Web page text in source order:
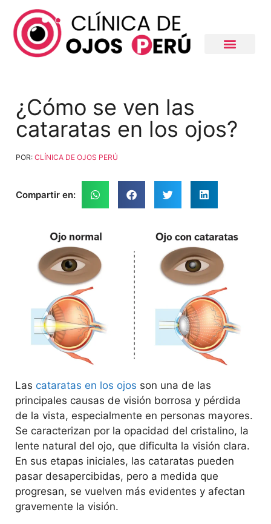
¿Cómo se ven las
cataratas en los ojos?
POR: CLÍNICA DE OJOS PERÚ
Compartir en:
Las cataratas en los ojos son una de las
principales causas de visión borrosa y pérdida
de la vista, especialmente en personas mayores.
Se caracterizan por la opacidad del cristalino, la
lente natural del ojo, que dificulta la visión clara.
En sus etapas iniciales, las cataratas pueden
pasar desapercibidas, pero a medida que
progresan, se vuelven más evidentes y afectan
gravemente la visión.